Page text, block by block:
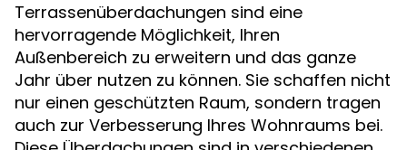
Terrassenüberdachungen sind eine
hervorragende Möglichkeit, Ihren
Außenbereich zu erweitern und das ganze
Jahr über nutzen zu können. Sie schaffen nicht
nur einen geschützten Raum, sondern tragen
auch zur Verbesserung Ihres Wohnraums bei.